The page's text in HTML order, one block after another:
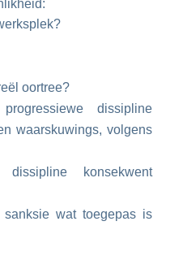
oortree?
dissipline
waarskuwings, volgens
konsekwent
wat toegepas is